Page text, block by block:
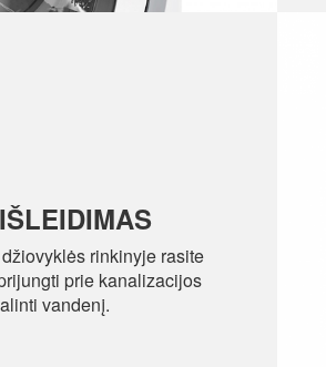
rinkinyje rasite
prie kanalizacijos
vandenį.